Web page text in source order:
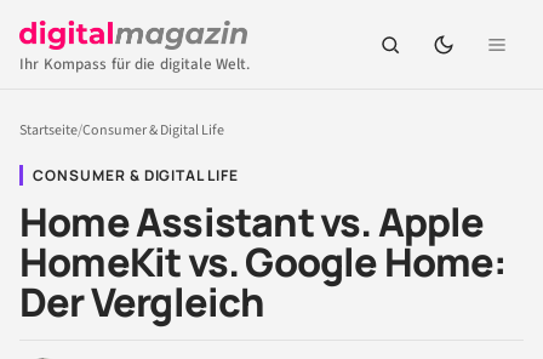
Ihr Kompass für die digitale Welt.
Startseite/Consumer & Digital Life
CONSUMER & DIGITAL LIFE
Home Assistant vs. Apple
HomeKit vs. Google Home:
Der Vergleich